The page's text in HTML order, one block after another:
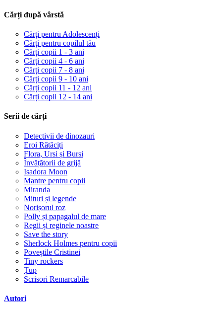
Cărți după vârstă
Cărți pentru Adolescenți
Cărți pentru copilul tău
Cărți copii 1 - 3 ani
Cărți copii 4 - 6 ani
Cărți copii 7 - 8 ani
Cărți copii 9 - 10 ani
Cărți copii 11 - 12 ani
Cărți copii 12 - 14 ani
Serii de cărți
Detectivii de dinozauri
Eroi Rătăciți
Flora, Ursi și Bursi
Învățătorii de grijă
Isadora Moon
Mantre pentru copii
Miranda
Mituri și legende
Norișorul roz
Polly și papagalul de mare
Regii și reginele noastre
Save the story
Sherlock Holmes pentru copii
Poveștile Cristinei
Tiny rockers
Țup
Scrisori Remarcabile
Autori